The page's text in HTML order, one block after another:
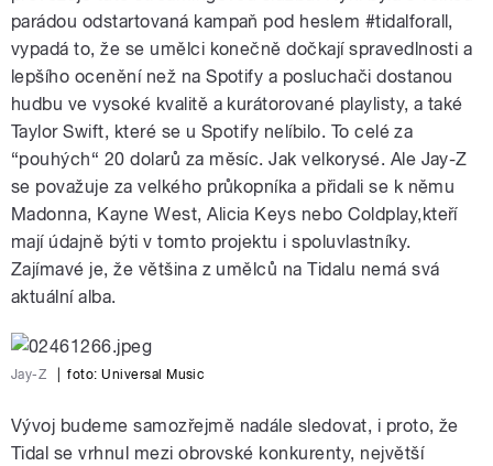
parádou odstartovaná kampaň pod heslem #tidalforall,
vypadá to, že se umělci konečně dočkají spravedlnosti a
lepšího ocenění než na Spotify a posluchači dostanou
hudbu ve vysoké kvalitě a kurátorované playlisty, a také
Taylor Swift, které se u Spotify nelíbilo. To celé za
“pouhých“ 20 dolarů za měsíc. Jak velkorysé. Ale Jay-Z
se považuje za velkého průkopníka a přidali se k němu
Madonna, Kayne West, Alicia Keys nebo Coldplay,kteří
mají údajně býti v tomto projektu i spoluvlastníky.
Zajímavé je, že většina z umělců na Tidalu nemá svá
aktuální alba.
Jay-Z foto: Universal Music
Vývoj budeme samozřejmě nadále sledovat, i proto, že
Tidal se vrhnul mezi obrovské konkurenty, největší